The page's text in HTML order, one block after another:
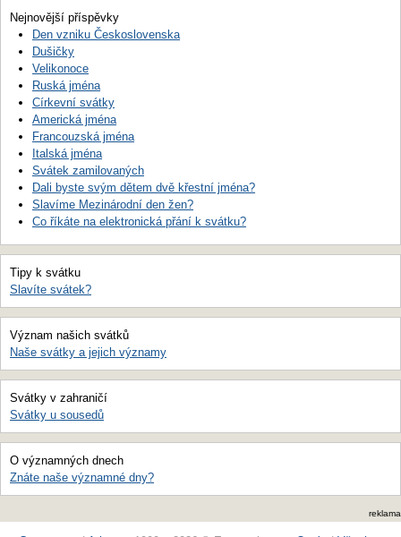
Nejnovější příspěvky
Den vzniku Československa
Dušičky
Velikonoce
Ruská jména
Církevní svátky
Americká jména
Francouzská jména
Italská jména
Svátek zamilovaných
Dali byste svým dětem dvě křestní jména?
Slavíme Mezinárodní den žen?
Co říkáte na elektronická přání k svátku?
Tipy k svátku
Slavíte svátek?
Význam našich svátků
Naše svátky a jejich významy
Svátky v zahraničí
Svátky u sousedů
O významných dnech
Znáte naše významné dny?
reklama